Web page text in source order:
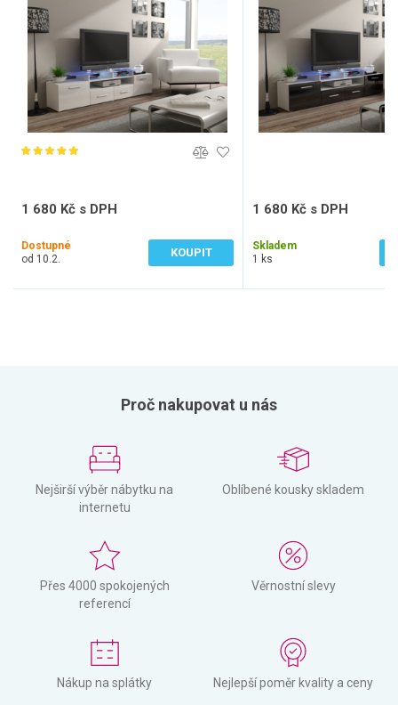
1 680 Kč s DPH
Dostupné
od 10.2.
KOUPIT
1 680 Kč s DPH
Skladem
1 ks
Proč nakupovat u nás
Nejširší výběr nábytku na
internetu
Oblíbené kousky skladem
Přes 4000 spokojených
referencí
Věrnostní slevy
Nákup na splátky Nejlepší poměr kvality a ceny